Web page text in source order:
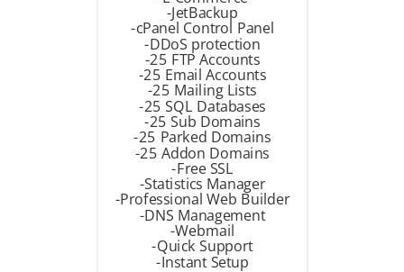
-JetBackup
-cPanel Control Panel
-DDoS protection
-25 FTP Accounts
-25 Email Accounts
-25 Mailing Lists
-25 SQL Databases
-25 Sub Domains
-25 Parked Domains
-25 Addon Domains
-Free SSL
-Statistics Manager
-Professional Web Builder
-DNS Management
-Webmail
-Quick Support
-Instant Setup